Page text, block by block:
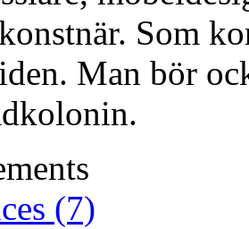
Som
Man bör
(7)